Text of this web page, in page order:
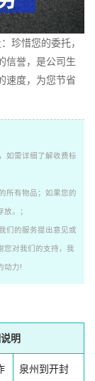
珍惜您的委托，
信誉，是公司生
速度，为您节省
如需详细了解收费标
所有物品；如果您的
。；
们的服务提出意见或
您对我们的支持，我
动力!
明
泉州到开封